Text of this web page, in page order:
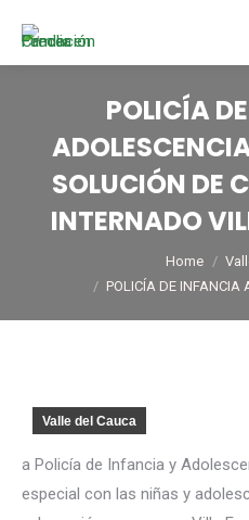
POLICÍA
SOLUCIÓN DE
INTERNADO
Home
POLICÍA DE INFANCIA
Valle del Cauca
a Policía de Infancia y
especial con las niñas y